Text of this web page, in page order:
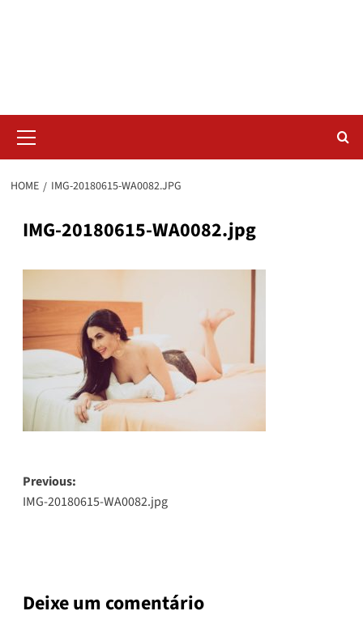
Menu
HOME IMG-20180615-WA0082.JPG
IMG-20180615-WA0082.jpg
Post
navigation
Previous:
IMG-20180615-WA0082.jpg
Deixe um comentário